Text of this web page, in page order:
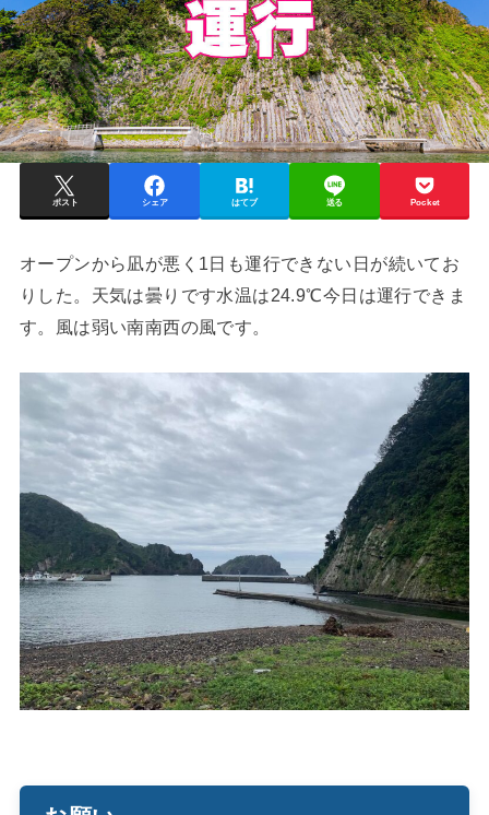
ポスト シェア はてブ 送る Pocket
オープンから凪が悪く1日も運行できない日が続いてお
りした。天気は曇りです水温は24.9℃今日は運行できま
す。風は弱い南南西の風です。